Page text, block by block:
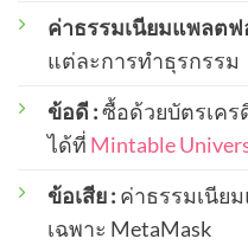
ค่าธรรมเนียมแพลตฟ
แต่ละการทำธุรกรรม
ข้อดี :ซื้อด้วยบัตรเคร
ได้ที่ Mintable
ข้อเสีย : ค่าธรรมเนีย
เฉพาะ MetaMask